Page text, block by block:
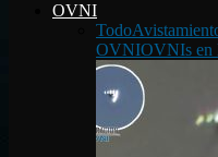
OVNI
Todo
OVNIOVNIs en